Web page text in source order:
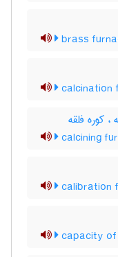
brass
calcination
کوره فلقه
calcining
calibration
capacity